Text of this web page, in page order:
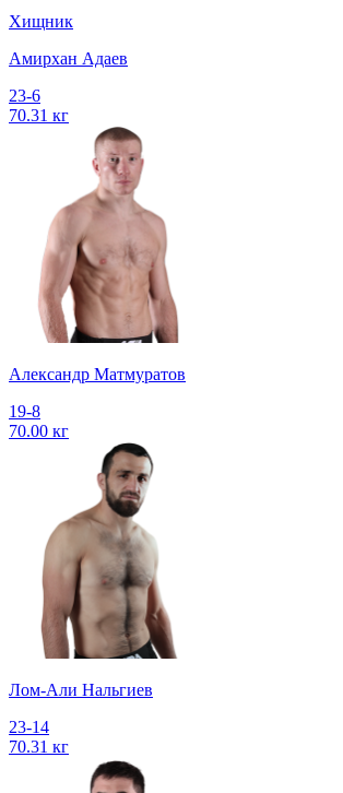
Хищник
Амирхан Адаев
23-6
70.31 кг
Александр Матмуратов
19-8
70.00 кг
Лом-Али Нальгиев
23-14
70.31 кг